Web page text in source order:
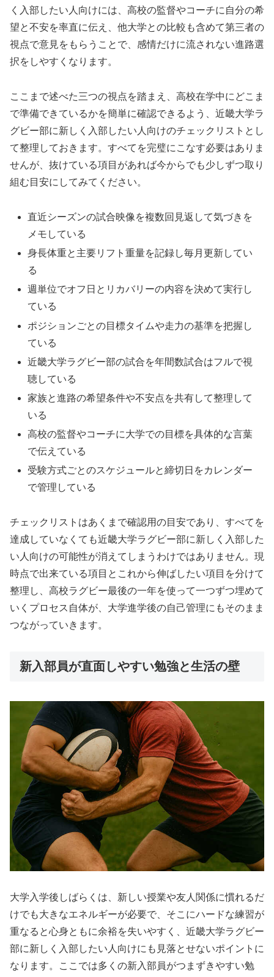
く入部したい人向けには、高校の監督やコーチに自分の希
望と不安を率直に伝え、他大学との比較も含めて第三者の
視点で意見をもらうことで、感情だけに流されない進路選
択をしやすくなります。
ここまで述べた三つの視点を踏まえ、高校在学中にどこま
で準備できているかを簡単に確認できるよう、近畿大学ラ
グビー部に新しく入部したい人向けのチェックリストとし
て整理しておきます。すべてを完璧にこなす必要はありま
せんが、抜けている項目があれば今からでも少しずつ取り
組む目安にしてみてください。
直近シーズンの試合映像を複数回見返して気づきを
メモしている
身長体重と主要リフト重量を記録し毎月更新してい
る
週単位でオフ日とリカバリーの内容を決めて実行し
ている
ポジションごとの目標タイムや走力の基準を把握し
ている
近畿大学ラグビー部の試合を年間数試合はフルで視
聴している
家族と進路の希望条件や不安点を共有して整理して
いる
高校の監督やコーチに大学での目標を具体的な言葉
で伝えている
受験方式ごとのスケジュールと締切日をカレンダー
で管理している
チェックリストはあくまで確認用の目安であり、すべてを
達成していなくても近畿大学ラグビー部に新しく入部した
い人向けの可能性が消えてしまうわけではありません。現
時点で出来ている項目とこれから伸ばしたい項目を分けて
整理し、高校ラグビー最後の一年を使って一つずつ埋めて
いくプロセス自体が、大学進学後の自己管理にもそのまま
つながっていきます。
新入部員が直面しやすい勉強と生活の壁
大学入学後しばらくは、新しい授業や友人関係に慣れるだ
けでも大きなエネルギーが必要で、そこにハードな練習が
重なると心身ともに余裕を失いやすく、近畿大学ラグビー
部に新しく入部したい人向けにも見落とせないポイントに
なります。ここでは多くの新入部員がつまずきやすい勉